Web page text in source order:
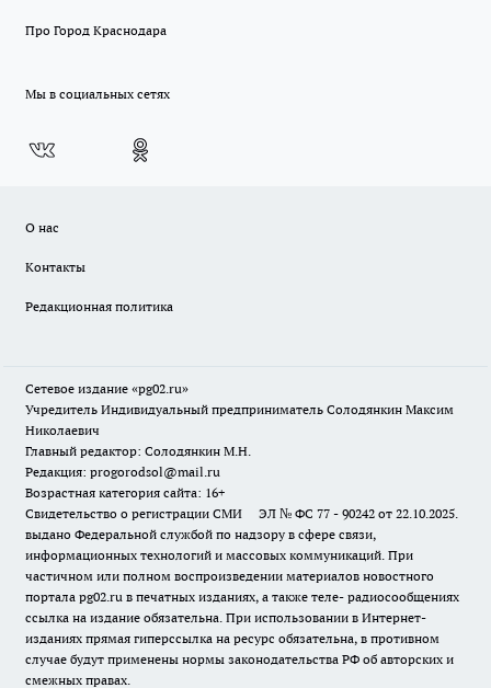
Про Город Краснодара
Мы в социальных сетях
О нас
Контакты
Редакционная политика
Сетевое издание «pg02.ru»
Учредитель Индивидуальный предприниматель Солодянкин Максим
Николаевич
Главный редактор: Солодянкин М.Н.
Редакция: progorodsol@mail.ru
Возрастная категория сайта: 16+
Свидетельство о регистрации СМИ ЭЛ № ФС 77 - 90242 от 22.10.2025.
выдано Федеральной службой по надзору в сфере связи,
информационных технологий и массовых коммуникаций. При
частичном или полном воспроизведении материалов новостного
портала pg02.ru в печатных изданиях, а также теле- радиосообщениях
ссылка на издание обязательна. При использовании в Интернет-
изданиях прямая гиперссылка на ресурс обязательна, в противном
случае будут применены нормы законодательства РФ об авторских и
смежных правах.